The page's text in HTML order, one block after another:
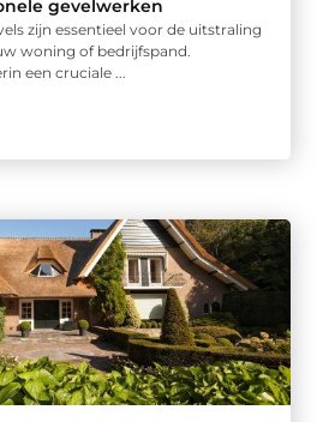
gevelwerken
zijn essentieel voor de uitstraling
woning of bedrijfspand.
een cruciale ...